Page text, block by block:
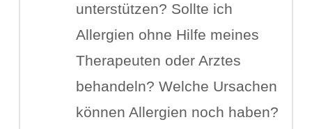
unterstützen? Sollte ich
Allergien ohne Hilfe meines
Therapeuten oder Arztes
behandeln? Welche Ursachen
können Allergien noch haben?